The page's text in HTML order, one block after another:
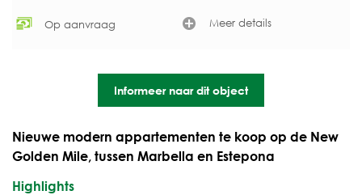
Op aanvraag Meer details
Informeer naar dit object
Nieuwe modern appartementen te koop op de New
Golden Mile, tussen Marbella en Estepona
Highlights